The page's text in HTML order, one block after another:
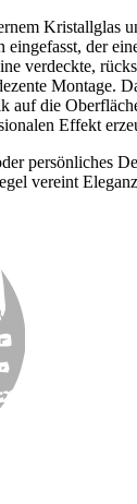
Kristallglas
der
verdeckte,
Montage.
auf die
Effekt
persönliches
vereint